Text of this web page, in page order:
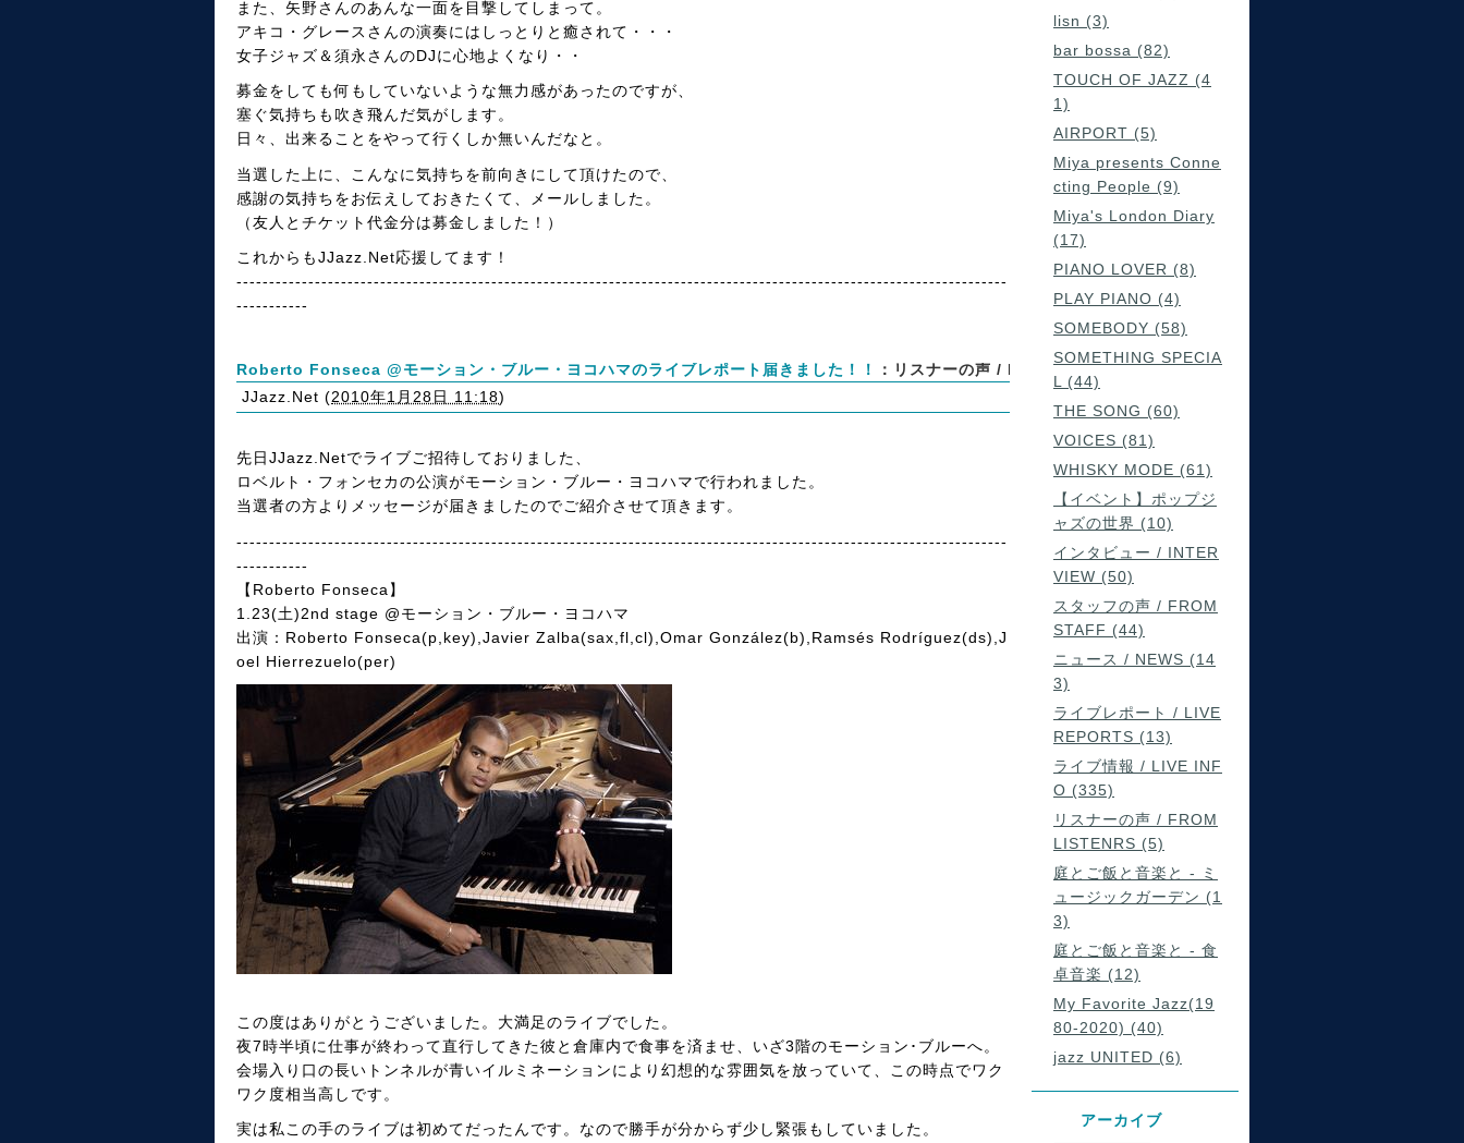
また、矢野さんのあんな一面を目撃してしまって。
アキコ・グレースさんの演奏にはしっとりと癒されて・・・
女子ジャズ＆須永さんのDJに心地よくなり・・
募金をしても何もしていないような無力感があったのですが、
塞ぐ気持ちも吹き飛んだ気がします。
日々、出来ることをやって行くしか無いんだなと。
当選した上に、こんなに気持ちを前向きにして頂けたので、
感謝の気持ちをお伝えしておきたくて、メールしました。
（友人とチケット代金分は募金しました！）
これからもJJazz.Net応援してます！
----------------------------------------------------------------------------------------------------------------------
-----------
Roberto Fonseca @モーション・ブルー・ヨコハマのライブレポート届きました！！
：リスナーの声 / FROM LISTENRS
JJazz.Net (2010年1月28日 11:18)
先日JJazz.Netでライブご招待しておりました、
ロベルト・フォンセカの公演がモーション・ブルー・ヨコハマで行われました。
当選者の方よりメッセージが届きましたのでご紹介させて頂きます。
----------------------------------------------------------------------------------------------------------------------
-----------
【Roberto Fonseca】
1.23(土)2nd stage @モーション・ブルー・ヨコハマ
出演：Roberto Fonseca(p,key),Javier Zalba(sax,fl,cl),Omar González(b),Ramsés Rodríguez(ds),J
oel Hierrezuelo(per)
この度はありがとうございました。大満足のライブでした。
夜7時半頃に仕事が終わって直行してきた彼と倉庫内で食事を済ませ、いざ3階のモーション･ブルーへ。
会場入り口の長いトンネルが青いイルミネーションにより幻想的な雰囲気を放っていて、この時点でワク
ワク度相当高しです。
実は私この手のライブは初めてだったんです。なので勝手が分からず少し緊張もしていました。
lisn (3)
bar bossa (82)
TOUCH OF JAZZ (4
1)
AIRPORT (5)
Miya presents Conne
cting People (9)
Miya's London Diary
(17)
PIANO LOVER (8)
PLAY PIANO (4)
SOMEBODY (58)
SOMETHING SPECIA
L (44)
THE SONG (60)
VOICES (81)
WHISKY MODE (61)
【イベント】ポップジ
ャズの世界 (10)
インタビュー / INTER
VIEW (50)
スタッフの声 / FROM
STAFF (44)
ニュース / NEWS (14
3)
ライブレポート / LIVE
REPORTS (13)
ライブ情報 / LIVE INF
O (335)
リスナーの声 / FROM
LISTENRS (5)
庭とご飯と音楽と - ミ
ュージックガーデン (1
3)
庭とご飯と音楽と - 食
卓音楽 (12)
My Favorite Jazz(19
80-2020) (40)
jazz UNITED (6)
アーカイブ